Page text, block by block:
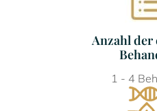
Anzahl der
1 - 4